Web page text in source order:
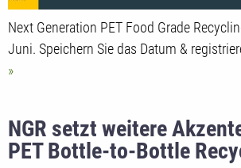
Next Generation PET Food Grade
Juni. Speichern Sie das Datum &
NGR setzt weitere
PET Bottle-to-Bottle